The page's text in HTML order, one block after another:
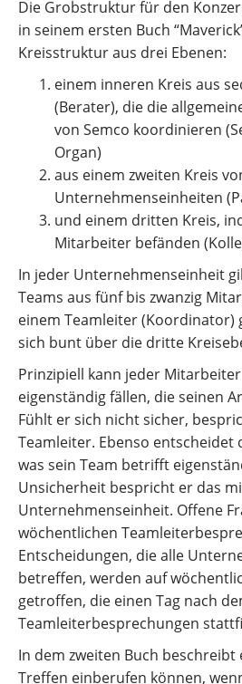
Die Grobstruktur für den
in seinem ersten Buch
Kreisstruktur aus drei Ebenen:
einem inneren Kreis aus
(Berater), die die
von Semco koordinieren
Organ)
aus einem zweiten Kreis
Unternehmenseinheiten
und einem dritten Kreis,
Mitarbeiter befänden
In jeder Unternehmenseinheit
Teams aus fünf bis zwanzig
einem Teamleiter (Koordinator)
sich bunt über die dritte
Prinzipiell kann jeder
eigenständig fällen, die seinen
Fühlt er sich nicht sicher,
Teamleiter. Ebenso entscheidet
was sein Team betrifft
Unsicherheit bespricht er das
Unternehmenseinheit. Offene
wöchentlichen
Entscheidungen, die alle
betreffen, werden auf
getroffen, die einen Tag nach
Teamleiterbesprechungen
In dem zweiten Buch beschreibt
Treffen einberufen können,